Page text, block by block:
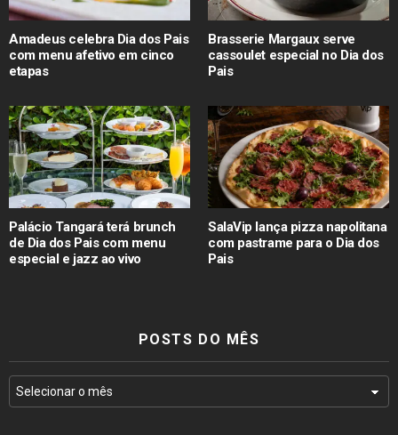
Amadeus celebra Dia dos Pais
com menu afetivo em cinco
etapas
Brasserie Margaux serve
cassoulet especial no Dia dos
Pais
Palácio Tangará terá brunch
de Dia dos Pais com menu
especial e jazz ao vivo
SalaVip lança pizza napolitana
com pastrame para o Dia dos
Pais
POSTS DO MÊS